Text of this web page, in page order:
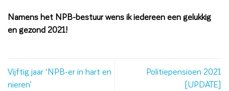
Namens het NPB-bestuur wens ik iedereen een gelukkig
en gezond 2021!
Vijftig jaar ‘NPB-er in hart en
nieren’
Politiepensioen 2021
[UPDATE]